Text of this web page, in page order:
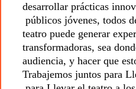
desarrollar prácticas
públicos jóvenes, todos
teatro puede generar
transformadoras, sea
audiencia, y hacer que
Trabajemos juntos para